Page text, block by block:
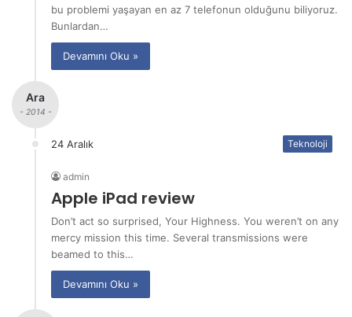
bu problemi yaşayan en az 7 telefonun olduğunu biliyoruz.
Bunlardan…
Devamını Oku »
Ara
- 2014 -
24 Aralık Teknoloji
admin
Apple iPad review
Don’t act so surprised, Your Highness. You weren’t on any
mercy mission this time. Several transmissions were
beamed to this…
Devamını Oku »